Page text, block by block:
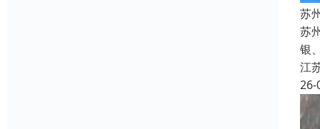
苏
苏
银
江
26-